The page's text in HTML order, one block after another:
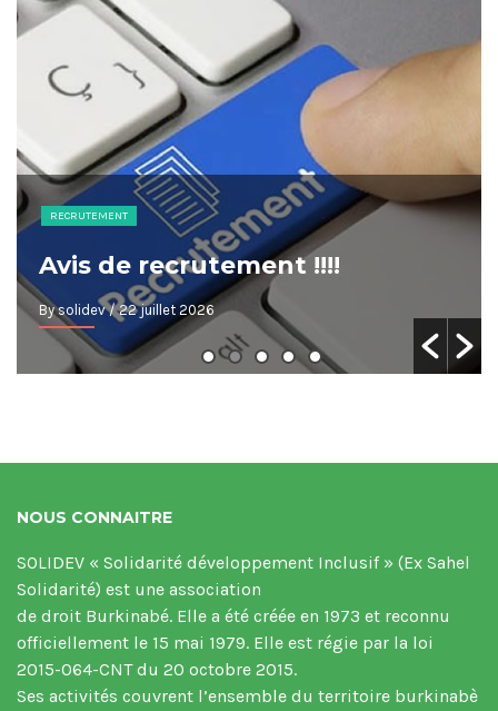
RECRUTEMENT
Avis de recrutement !!!!
By solidev/ 22 juillet 2026
NOUS CONNAITRE
SOLIDEV « Solidarité développement Inclusif » (Ex Sahel
Solidarité) est une association
de droit Burkinabé. Elle a été créée en 1973 et reconnu
officiellement le 15 mai 1979. Elle est régie par la loi
2015-064-CNT du 20 octobre 2015.
Ses activités couvrent l’ensemble du territoire burkinabè